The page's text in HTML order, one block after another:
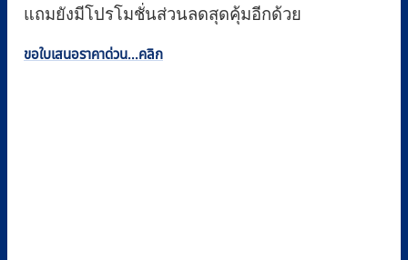
แถมยังมีโปรโมชั่นส่วนลดสุดคุ้มอีกด้วย
ขอใบเสนอราคาด่วน...คลิก